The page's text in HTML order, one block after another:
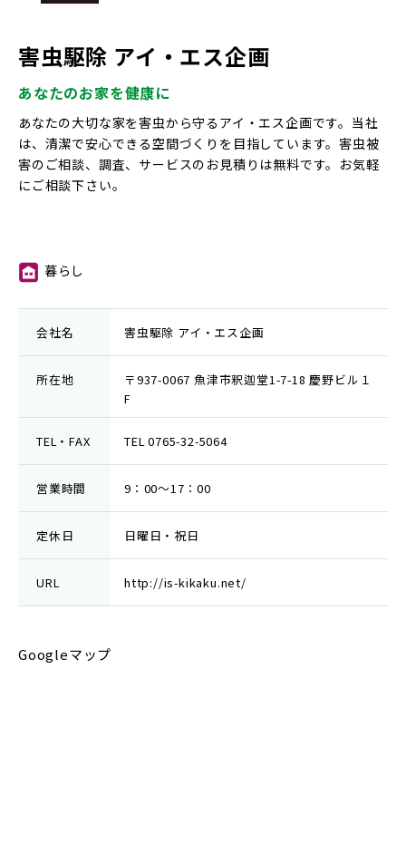
害虫駆除 アイ・エス企画
あなたのお家を健康に
あなたの大切な家を害虫から守るアイ・エス企画です。当社
は、清潔で安心できる空間づくりを目指しています。害虫被
害のご相談、調査、サービスのお見積りは無料です。お気軽
にご相談下さい。
⑪ 暮らし
会社名 害虫駆除 アイ・エス企画
所在地
〒937-0067 魚津市釈迦堂1-7-18 慶野ビル１
F
TEL・FAX TEL 0765-32-5064
営業時間 9：00～17：00
定休日 日曜日・祝日
URL http://is-kikaku.net/
Googleマップ